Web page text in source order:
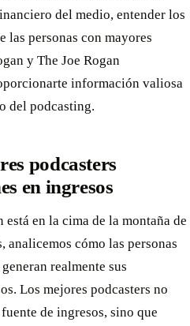
del medio, entender los
las personas con mayores
y The Joe Rogan
información valiosa
del podcasting.
podcasters
en ingresos
en la cima de la montaña de
analicemos cómo las personas
realmente sus
Los mejores podcasters no
de ingresos, sino que